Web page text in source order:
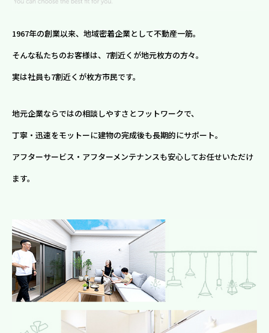
1967年の創業以来、地域密着企業として不動産一筋。
そんな私たちのお客様は、7割近くが地元枚方の方々。
実は社員も7割近くが枚方市民です。
地元企業ならではの相談しやすさとフットワークで、
丁寧・迅速をモットーに建物の完成後も長期的にサポート。
アフターサービス・アフターメンテナンスも安心してお任せいただけ
ます。